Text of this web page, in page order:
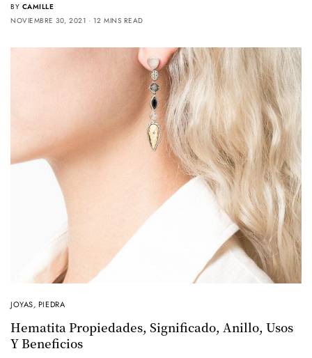
BY CAMILLE
NOVIEMBRE 30, 2021
12 MINS READ
JOYAS, PIEDRA
Hematita Propiedades, Significado, Anillo, Usos
Y Beneficios